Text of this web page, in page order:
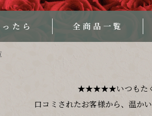
たら 全商品一覧
★★★★★いつもたく
口コミされたお客様から、温か